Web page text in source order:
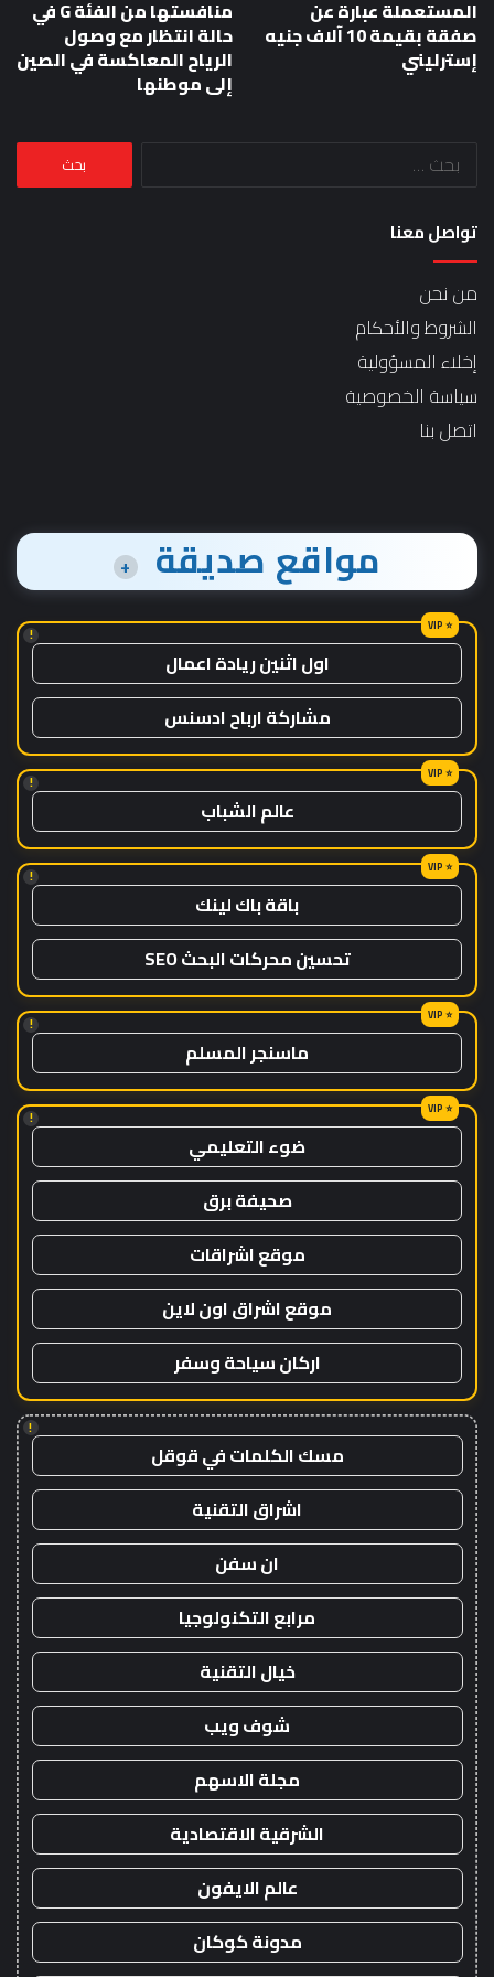
المستعملة عبارة عن
صفقة بقيمة 10 آلاف جنيه
إسترليني
منافستها من الفئة G في
حالة انتظار مع وصول
الرياح المعاكسة في الصين
إلى موطنها
البحث
تواصل معنا
من نحن
الشروط والأحكام
إخلاء المسؤولية
سياسة الخصوصية
اتصل بنا
مواقع صديقة +
!
اول اثنين ريادة اعمال
مشاركة ارباح ادسنس
!
عالم الشباب
!
باقة باك لينك
تحسين محركات البحث SEO
!
ماسنجر المسلم
!
ضوء التعليمي
صحيفة برق
موقع اشراقات
موقع اشراق اون لاين
اركان سياحة وسفر
!
مسك الكلمات في قوقل
اشراق التقنية
ان سفن
مرابع التكنولوجيا
خيال التقنية
شوف ويب
مجلة الاسهم
الشرقية الاقتصادية
عالم الايفون
مدونة كوكان